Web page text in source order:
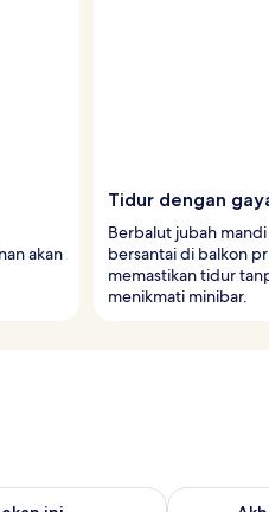
akan
Tidur dengan
Berbalut jubah
bersantai di balkon
memastikan tidur
menikmati minibar.
untuk akhir pekan ini Agu 7 -
Periksa